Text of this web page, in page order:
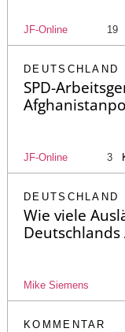
JF-Online 19
DEUTSCHLAND
SPD-
JF-Online 3
DEUTSCHLAND
Wie viele
Mike Siemens
KOMMENTAR